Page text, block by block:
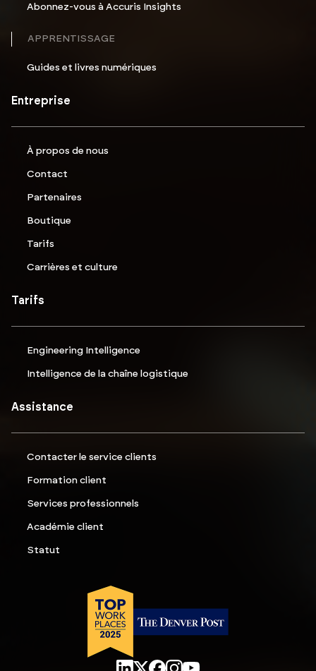
Abonnez-vous à Accuris Insights
APPRENTISSAGE
Guides et livres numériques
Entreprise
À propos de nous
Contact
Partenaires
Boutique
Tarifs
Carrières et culture
Tarifs
Engineering Intelligence
Intelligence de la chaîne logistique
Assistance
Contacter le service clients
Formation client
Services professionnels
Académie client
Statut